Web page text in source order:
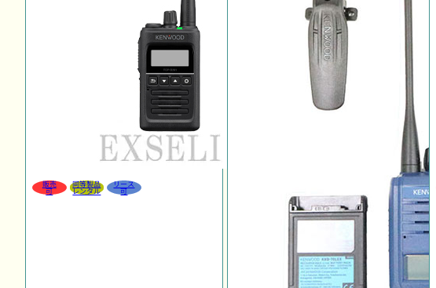
販売
可
同等製品
レンタル
リース
可